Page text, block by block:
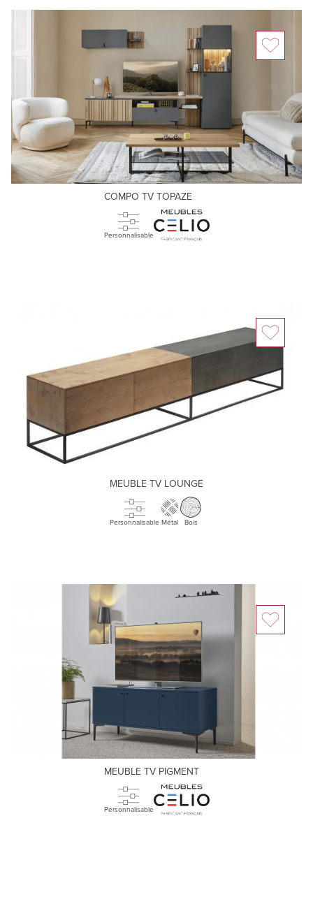
COMPO TV TOPAZE
Personnalisable
MEUBLE TV LOUNGE
Personnalisable Métal Bois
MEUBLE TV PIGMENT
Personnalisable